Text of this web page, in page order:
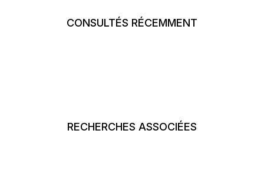
CONSULTÉS RÉCEMMENT
RECHERCHES ASSOCIÉES